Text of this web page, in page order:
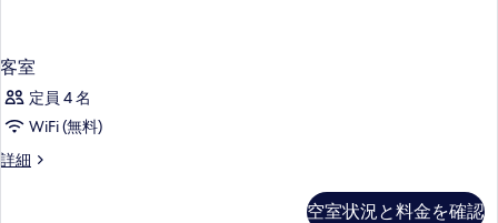
客室
定員 4 名
WiFi (無料)
詳細
客
空室状況と料金を確認